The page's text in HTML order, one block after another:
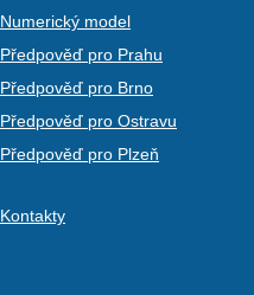
Numerický model
Předpověď pro Prahu
Předpověď pro Brno
Předpověď pro Ostravu
Předpověď pro Plzeň
Kontakty